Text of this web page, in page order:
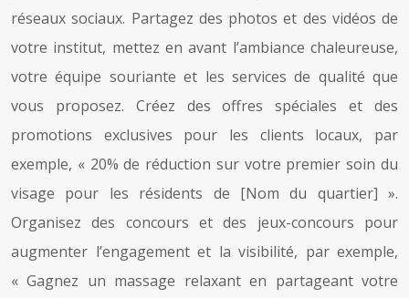
réseaux sociaux. Partagez des photos et des vidéos de
votre institut, mettez en avant l’ambiance chaleureuse,
votre équipe souriante et les services de qualité que
vous proposez. Créez des offres spéciales et des
promotions exclusives pour les clients locaux, par
exemple, « 20% de réduction sur votre premier soin du
visage pour les résidents de [Nom du quartier] ».
Organisez des concours et des jeux-concours pour
augmenter l’engagement et la visibilité, par exemple,
« Gagnez un massage relaxant en partageant votre